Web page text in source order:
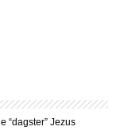
“dagster” Jezus